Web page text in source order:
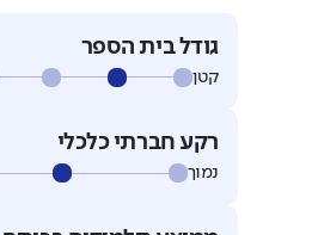
גודל בית הספר
קטן
רקע חברתי כלכלי
נמוך